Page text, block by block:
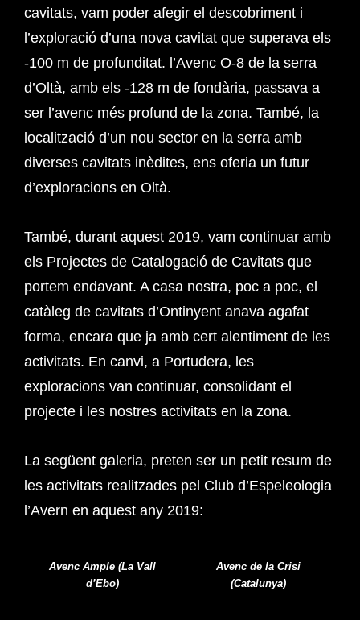
cavitats, vam poder afegir el descobriment i
l’exploració d’una nova cavitat que superava els
-100 m de profunditat. l’Avenc O-8 de la serra
d’Oltà, amb els -128 m de fondària, passava a
ser l’avenc més profund de la zona. També, la
localització d’un nou sector en la serra amb
diverses cavitats inèdites, ens oferia un futur
d’exploracions en Oltà.
També, durant aquest 2019, vam continuar amb
els Projectes de Catalogació de Cavitats que
portem endavant. A casa nostra, poc a poc, el
catàleg de cavitats d’Ontinyent anava agafat
forma, encara que ja amb cert alentiment de les
activitats. En canvi, a Portudera, les
exploracions van continuar, consolidant el
projecte i les nostres activitats en la zona.
La següent galeria, preten ser un petit resum de
les activitats realitzades pel Club d’Espeleologia
l’Avern en aquest any 2019:
Avenc Ample (La Vall
d’Ebo)
Avenc de la Crisi
(Catalunya)